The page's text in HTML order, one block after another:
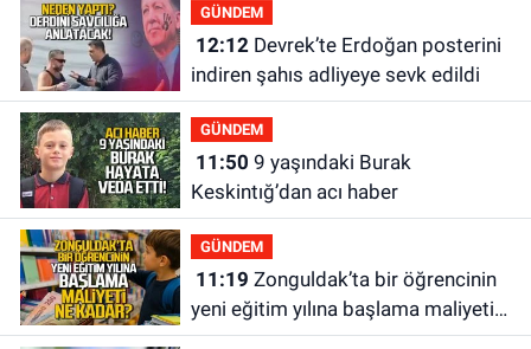
GÜNDEM
12:12Devrek’te Erdoğan posterini
indiren şahıs adliyeye sevk edildi
GÜNDEM
11:50
Keskintığ’dan acı haber
GÜNDEM
11:19
yeni eğitim yılına başlama maliyeti
ne kadar?